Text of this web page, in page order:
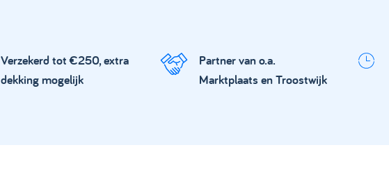
Verzekerd tot €250, extra
dekking mogelijk
Partner van o.a.
Marktplaats en Troostwijk